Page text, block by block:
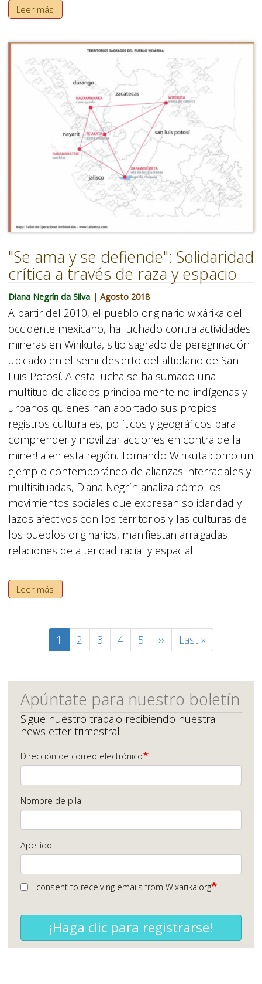
Leer más
"Se ama y se defiende": Solidaridad
crítica a través de raza y espacio
Diana Negrín da Silva | Agosto 2018
A partir del 2010, el pueblo originario wixárika del
occidente mexicano, ha luchado contra actividades
mineras en Wirikuta, sitio sagrado de peregrinación
ubicado en el semi-desierto del altiplano de San
Luis Potosí. A esta lucha se ha sumado una
multitud de aliados principalmente no-indígenas y
urbanos quienes han aportado sus propios
registros culturales, políticos y geográficos para
comprender y movilizar acciones en contra de la
miner!ıa en esta región. Tomando Wirikuta como un
ejemplo contemporáneo de alianzas interraciales y
multisituadas, Diana Negrín analiza cómo los
movimientos sociales que expresan solidaridad y
lazos afectivos con los territorios y las culturas de
los pueblos originarios, manifiestan arraigadas
relaciones de alteridad racial y espacial.
Leer más
Paginación
Página
actual
1 Página
2 Página
3 Página
4 Página
5
Siguiente
página
››
Última
página
Last »
Apúntate para nuestro boletín
Sigue nuestro trabajo recibiendo nuestra
newsletter trimestral
Dirección de correo electrónico
Nombre de pila
Apellido
I consent to receiving emails from Wixarika.org
¡Haga clic para registrarse!